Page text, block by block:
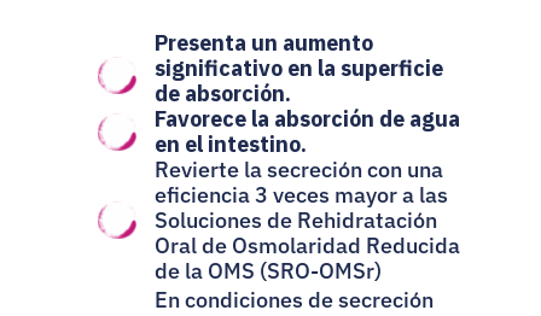
Presenta un aumento
significativo en la superficie
de absorción.
Favorece la absorción de agua
en el intestino.
Revierte la secreción con una
eficiencia 3 veces mayor a las
Soluciones de Rehidratación
Oral de Osmolaridad Reducida
de la OMS (SRO-OMSr)
En condiciones de secreción